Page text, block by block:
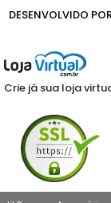
DESENVOLVIDO
Crie já sua loja